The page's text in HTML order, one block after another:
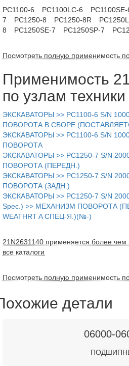
PC1100-6 PC1100LC-6 PC1100SE-
7
PC1250-8 PC1250-8R
8
PC1250SE-7 PC1250SP-7
Посмотреть полную применимость
Применимость
по узлам
ЭКСКАВАТОРЫ >> PC1100-6 S/N
ПОВОРОТА В СБОРЕ
ЭКСКАВАТОРЫ >> PC1100-6 S/N
ПОВОРОТА
ЭКСКАВАТОРЫ >> PC1250-7 S/N
ПОВОРОТА (ПЕРЕДН.)
ЭКСКАВАТОРЫ >> PC1250-7 S/N
ПОВОРОТА (ЗАДН.)
ЭКСКАВАТОРЫ >> PC1250-7 S/N
Spec.) >> МЕХАНИЗМ ПОВОРОТА
WEATHRT A СПЕЦ-Я.)(№-)
21N2631140 применяется более чем
все каталоги
Посмотреть полную применимость
детали
06000-